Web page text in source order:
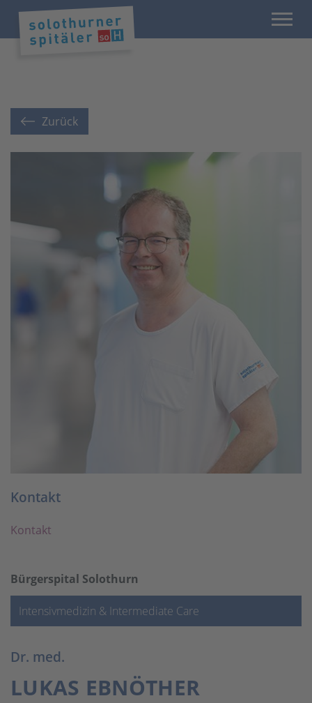
Zurück
Kontakt
Kontakt
Bürgerspital Solothurn
Intensivmedizin & Intermediate Care
Dr. med.
LUKAS EBNÖTHER